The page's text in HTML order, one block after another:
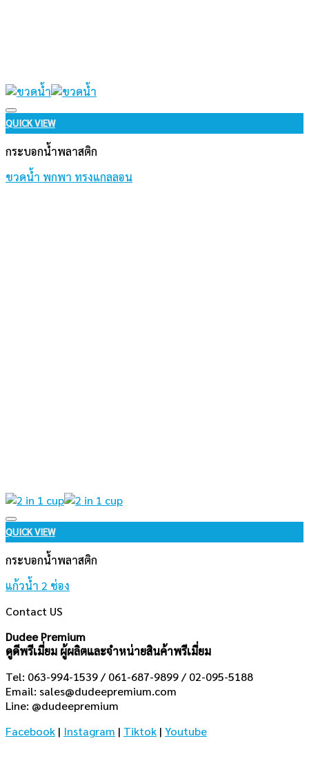
Add to wishlist
QUICK VIEW
กระบอกน้ำพลาสติก
ขวดน้ำ พกพา ทรงแกลลอน
Add to wishlist
QUICK VIEW
กระบอกน้ำพลาสติก
แก้วน้ำ 2 ช่อง
Contact US
Dudee Premium
ดูดีพรีเมี่ยม ผู้ผลิตและจำหน่ายสินค้าพรีเมี่ยม
Tel: 063-994-1539 / 061-687-9899 / 02-095-5188
Email: sales@dudeepremium.com
Line: @dudeepremium
Facebook | Instagram | Tiktok | Youtube